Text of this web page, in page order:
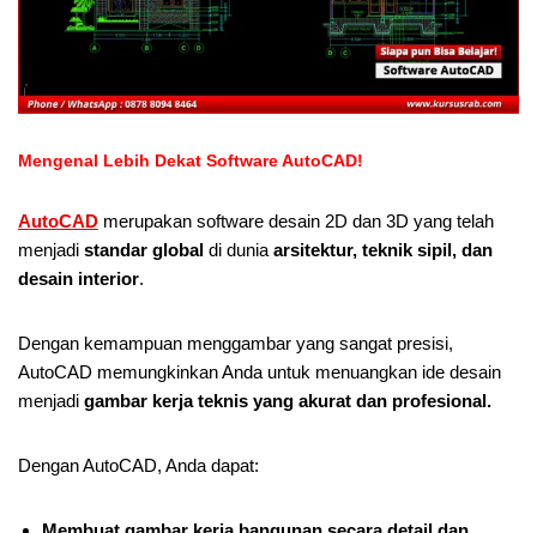
Mengenal Lebih Dekat Software AutoCAD!
AutoCAD merupakan software desain 2D dan 3D yang telah
menjadi standar global di dunia arsitektur, teknik sipil, dan
desain interior.
Dengan kemampuan menggambar yang sangat presisi,
AutoCAD memungkinkan Anda untuk menuangkan ide desain
menjadi gambar kerja teknis yang akurat dan profesional.
Dengan AutoCAD, Anda dapat: